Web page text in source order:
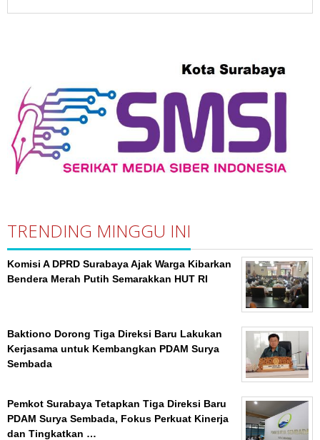
TRENDING MINGGU INI
Komisi A DPRD Surabaya Ajak Warga Kibarkan
Bendera Merah Putih Semarakkan HUT RI
Baktiono Dorong Tiga Direksi Baru Lakukan
Kerjasama untuk Kembangkan PDAM Surya
Sembada
Pemkot Surabaya Tetapkan Tiga Direksi Baru
PDAM Surya Sembada, Fokus Perkuat Kinerja
dan Tingkatkan …